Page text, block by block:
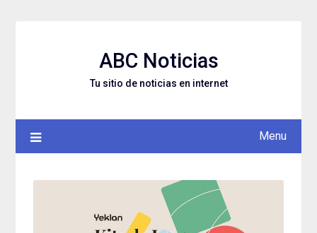
ABC Noticias
Tu sitio de noticias en internet
Menu